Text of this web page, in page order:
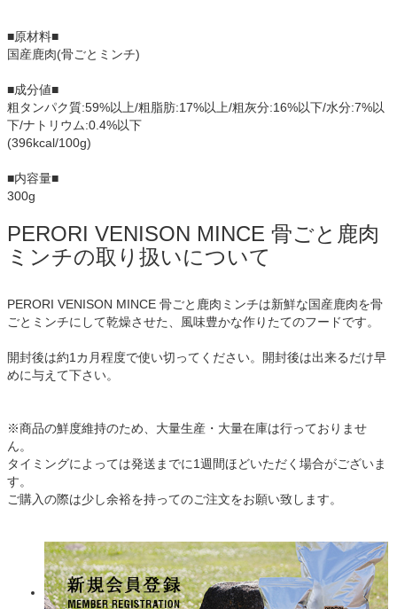
■原材料■
国産鹿肉(骨ごとミンチ)
■成分値■
粗タンパク質:59%以上/粗脂肪:17%以上/粗灰分:16%以下/水分:7%以
下/ナトリウム:0.4%以下
(396kcal/100g)
■内容量■
300g
PERORI VENISON MINCE 骨ごと鹿肉
ミンチの取り扱いについて
PERORI VENISON MINCE 骨ごと鹿肉ミンチは新鮮な国産鹿肉を骨
ごとミンチにして乾燥させた、風味豊かな作りたてのフードです。
開封後は約1カ月程度で使い切ってください。開封後は出来るだけ早
めに与えて下さい。
※商品の鮮度維持のため、大量生産・大量在庫は行っておりませ
ん。
タイミングによっては発送までに1週間ほどいただく場合がございま
す。
ご購入の際は少し余裕を持ってのご注文をお願い致します。